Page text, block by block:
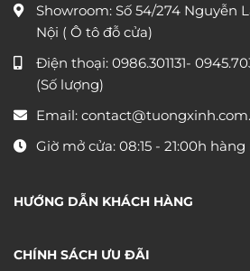
Showroom: Số 54/274 Nguyễn
Nội ( Ô tô đỗ cửa)
Điện thoại: 0986.301131-
(Số lượng)
Email:
Giờ mở cửa: 08:15 - 21:00h
HƯỚNG DẪN KHÁCH HÀNG
CHÍNH SÁCH ƯU ĐÃI